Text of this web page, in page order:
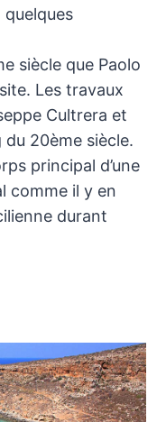
siècle que Paolo
Les travaux
Cultrera et
20ème siècle.
principal d’une
comme il y en
durant